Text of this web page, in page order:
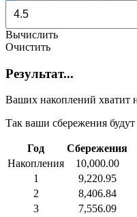
Вычислить
Очистить
Результат...
Ваших накоплений хватит
Так ваши сбережения
Год
Сбережения
Накопления
10,000.00
1
9,220.95
2
8,406.84
3
7,556.09